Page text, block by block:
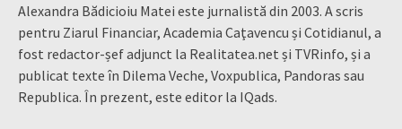
Alexandra Bădicioiu Matei este jurnalistă din 2003. A scris
pentru Ziarul Financiar, Academia Caţavencu și Cotidianul, a
fost redactor-șef adjunct la Realitatea.net și TVRinfo, și a
publicat texte în Dilema Veche, Voxpublica, Pandoras sau
Republica. În prezent, este editor la IQads.